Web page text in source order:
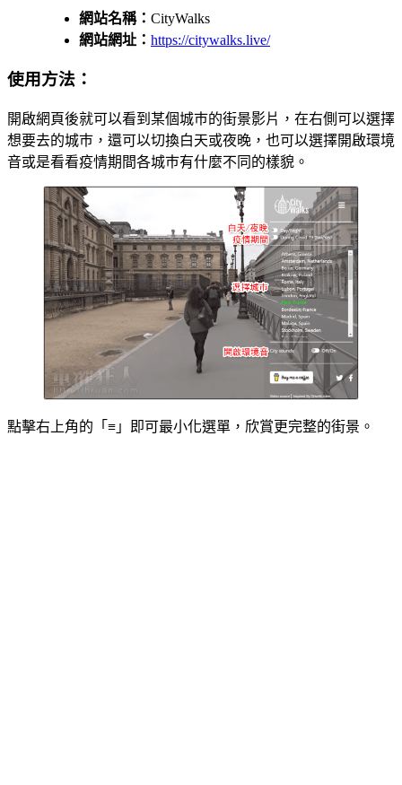
網站名稱： CityWalks
網站網址： https://citywalks.live/
使用方法：
開啟網頁後就可以看到某個城巿的街景影片，在右側可以選擇
想要去的城巿，還可以切換白天或夜晚，也可以選擇開啟環境
音或是看看疫情期間各城巿有什麼不同的樣貌。
點擊右上角的「≡」即可最小化選單，欣賞更完整的街景。